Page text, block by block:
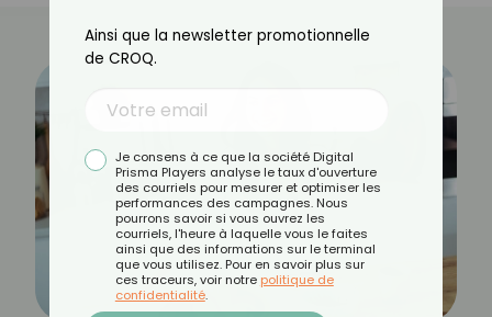
Ainsi que la newsletter promotionnelle
de CROQ.
Je consens à ce que la société Digital
Prisma Players analyse le taux d'ouverture
des courriels pour mesurer et optimiser les
performances des campagnes. Nous
pourrons savoir si vous ouvrez les
courriels, l'heure à laquelle vous le faites
ainsi que des informations sur le terminal
que vous utilisez. Pour en savoir plus sur
ces traceurs, voir notre politique de
confidentialité.